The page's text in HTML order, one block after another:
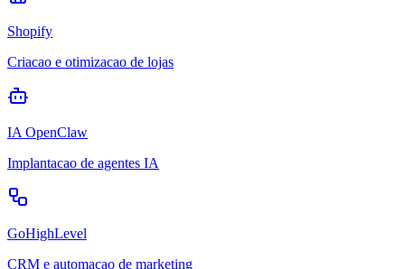
Shopify
Criacao e otimizacao de lojas
IA OpenClaw
Implantacao de agentes IA
GoHighLevel
CRM e automacao de marketing